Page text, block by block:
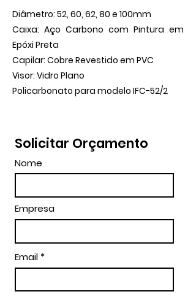
Diâmetro: 52, 60, 62, 80 e 100mm
Caixa: Aço Carbono com Pintura em
Epóxi Preta
Capilar: Cobre Revestido em PVC
Visor: Vidro Plano
Policarbonato para modelo IFC-52/2
Solicitar Orçamento
Nome
Empresa
Email